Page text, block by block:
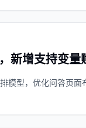
新增支持变
模型，优化问答页面